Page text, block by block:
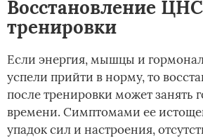
Восстановление
тренировки
Если энергия, мышцы и
успели прийти в норму, то
после тренировки может занять
времени. Симптомами ее
упадок сил и настроения,